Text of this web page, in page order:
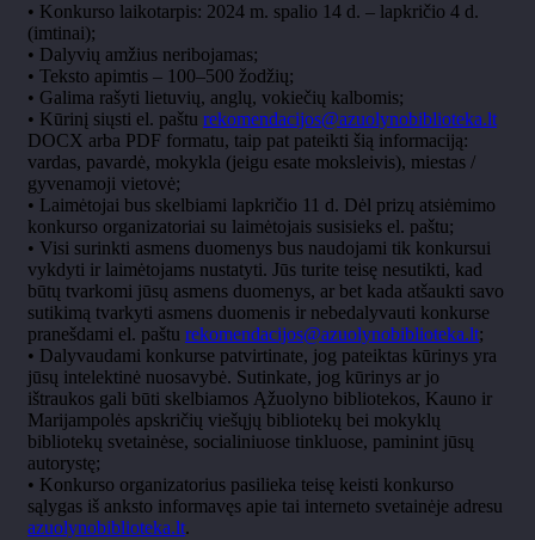
• Konkurso laikotarpis: 2024 m. spalio 14 d. – lapkričio 4 d.
(imtinai);
• Dalyvių amžius neribojamas;
• Teksto apimtis – 100–500 žodžių;
• Galima rašyti lietuvių, anglų, vokiečių kalbomis;
• Kūrinį siųsti el. paštu rekomendacijos@azuolynobiblioteka.lt
DOCX arba PDF formatu, taip pat pateikti šią informaciją:
vardas, pavardė, mokykla (jeigu esate moksleivis), miestas /
gyvenamoji vietovė;
• Laimėtojai bus skelbiami lapkričio 11 d. Dėl prizų atsiėmimo
konkurso organizatoriai su laimėtojais susisieks el. paštu;
• Visi surinkti asmens duomenys bus naudojami tik konkursui
vykdyti ir laimėtojams nustatyti. Jūs turite teisę nesutikti, kad
būtų tvarkomi jūsų asmens duomenys, ar bet kada atšaukti savo
sutikimą tvarkyti asmens duomenis ir nebedalyvauti konkurse
pranešdami el. paštu rekomendacijos@azuolynobiblioteka.lt;
• Dalyvaudami konkurse patvirtinate, jog pateiktas kūrinys yra
jūsų intelektinė nuosavybė. Sutinkate, jog kūrinys ar jo
ištraukos gali būti skelbiamos Ąžuolyno bibliotekos, Kauno ir
Marijampolės apskričių viešųjų bibliotekų bei mokyklų
bibliotekų svetainėse, socialiniuose tinkluose, paminint jūsų
autorystę;
• Konkurso organizatorius pasilieka teisę keisti konkurso
sąlygas iš anksto informavęs apie tai interneto svetainėje adresu
azuolynobiblioteka.lt.